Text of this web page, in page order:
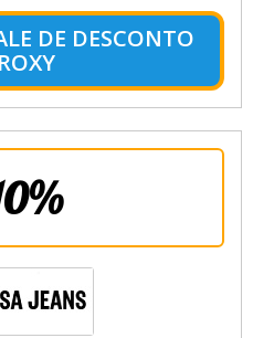
DE DESCONTO
ROXY